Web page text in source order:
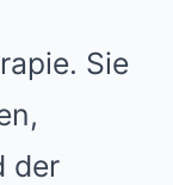
Sie
der